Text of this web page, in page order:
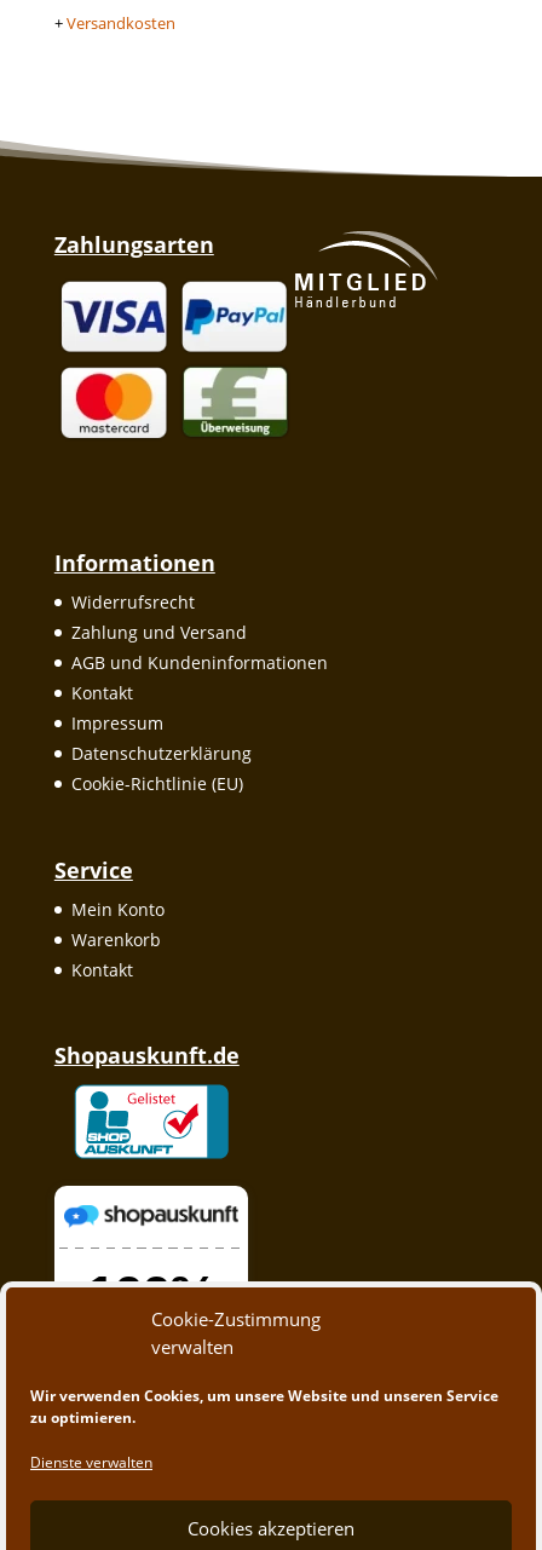
Cookie-Zustimmung
verwalten
Wir verwenden Cookies, um unsere Website und unseren Service
zu optimieren.
Dienste verwalten
Cookies akzeptieren
+Versandkosten
Zahlungsarten
Informationen
Widerrufsrecht
Zahlung und Versand
AGB und Kundeninformationen
Kontakt
Impressum
Datenschutzerklärung
Cookie-Richtlinie (EU)
Service
Mein Konto
Warenkorb
Kontakt
Shopauskunft.de